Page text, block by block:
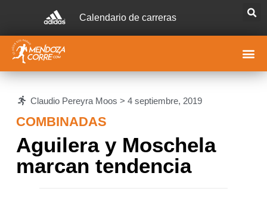
Calendario de carreras
Claudio Pereyra Moos > 4 septiembre, 2019
COMBINADAS
Aguilera y Moschela
marcan tendencia